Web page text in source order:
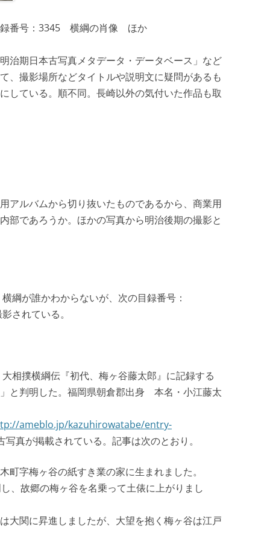
番号：3345 横綱の肖像 ほか
期日本古写真メタデータ・データベース」など
、撮影場所などタイトルや説明文に疑問があるも
している。順不同。長崎以外の気付いた作品も取
アルバムから切り抜いたものであるから、商業用
部であろうか。ほかの写真から明治後期の撮影と
綱が誰かわからないが、次の目録番号：
されている。
相撲横綱伝『初代、梅ヶ谷藤太郎』に記録する
と判明した。福岡県朝倉郡出身 本名・小江藤太
ameblo.jp/kazuhirowatabe/entry-
真が掲載されている。記事は次のとおり。
町字梅ヶ谷の紙すき業の家に生まれました。
、故郷の梅ヶ谷を名乗って土俵に上がりまし
大関に昇進しましたが、大望を抱く梅ヶ谷は江戸